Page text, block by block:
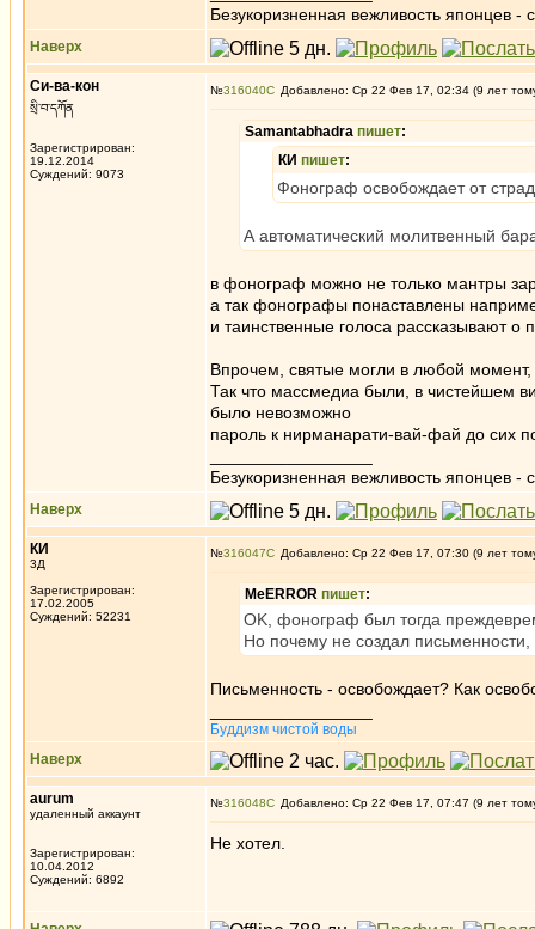
Безукоризненная вежливость японцев -
Наверх
Си-ва-кон
སྲི་བ་དཀོན
Зарегистрирован:
19.12.2014
Суждений: 9073
№316040 Добавлено: Ср 22 Фев 17, 02:34 (9 лет
Samantabhadra пишет:
КИ пишет:
Фонограф освобождает от
А автоматический молитвенный
в фонограф можно не только мантры
а так фонографы понаставлены
и таинственные голоса рассказывают
Впрочем, святые могли в любой момент,
Так что массмедиа были, в чистейшем
было невозможно
пароль к нирманарати-вай-фай до сих
Безукоризненная вежливость японцев -
Наверх
КИ
3Д
Зарегистрирован:
17.02.2005
Суждений: 52231
№316047 Добавлено: Ср 22 Фев 17, 07:30 (9 лет
MeERROR пишет:
OK, фонограф был тогда
Но почему не создал письменности,
Письменность - освобождает? Как
Буддизм чистой воды
Наверх
aurum
удаленный аккаунт
Зарегистрирован:
10.04.2012
Суждений: 6892
№316048 Добавлено: Ср 22 Фев 17, 07:47 (9 лет
Не хотел.